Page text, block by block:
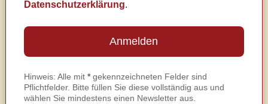
Datenschutzerklärung.
Hinweis: Alle mit *gekennzeichneten Felder sind
Pflichtfelder. Bitte füllen Sie diese vollständig aus und
wählen Sie mindestens einen Newsletter aus.